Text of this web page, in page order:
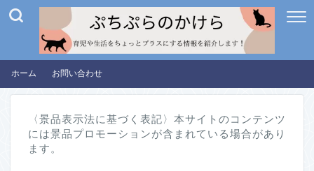
ホーム お問い合わせ
〈景品表示法に基づく表記〉本サイトのコンテンツ
には景品プロモーションが含まれている場合があり
ます。